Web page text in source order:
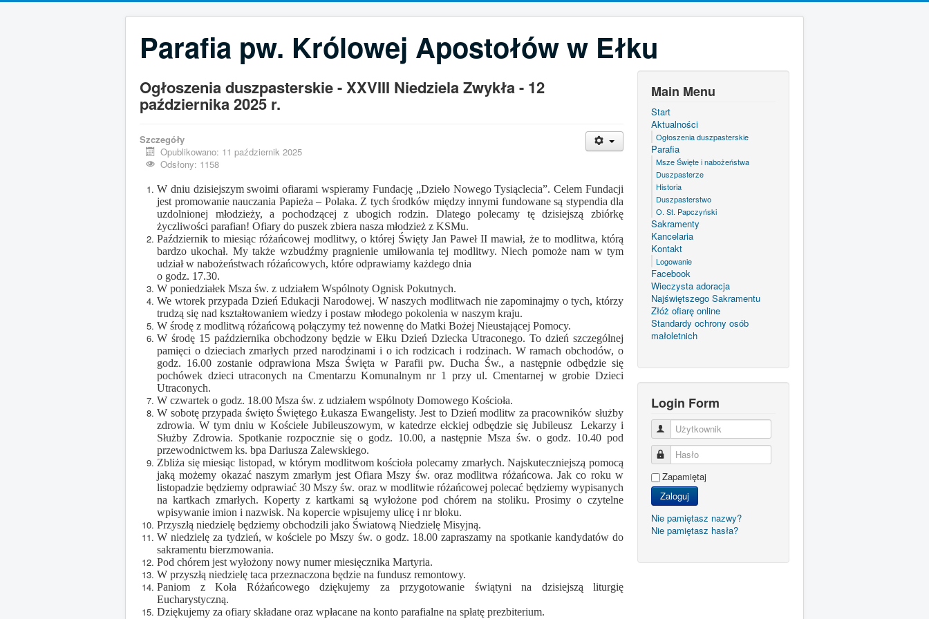
Parafia pw. Królowej Apostołów w Ełku
Ogłoszenia duszpasterskie - XXVIII Niedziela Zwykła - 12
października 2025 r.
Szczegóły
Opublikowano: 11 październik 2025
Odsłony: 1158
W dniu dzisiejszym swoimi ofiarami wspieramy Fundację „Dzieło Nowego Tysiąclecia”. Celem Fundacji
jest promowanie nauczania Papieża – Polaka. Z tych środków między innymi fundowane są stypendia dla
uzdolnionej młodzieży, a pochodzącej z ubogich rodzin. Dlatego polecamy tę dzisiejszą zbiórkę
życzliwości parafian! Ofiary do puszek zbiera nasza młodzież z KSMu.
Październik to miesiąc różańcowej modlitwy, o której Święty Jan Paweł II mawiał, że to modlitwa, którą
bardzo ukochał. My także wzbudźmy pragnienie umiłowania tej modlitwy. Niech pomoże nam w tym
udział w nabożeństwach różańcowych, które odprawiamy każdego dnia
o godz. 17.30.
W poniedziałek Msza św. z udziałem Wspólnoty Ognisk Pokutnych.
We wtorek przypada Dzień Edukacji Narodowej. W naszych modlitwach nie zapominajmy o tych, którzy
trudzą się nad kształtowaniem wiedzy i postaw młodego pokolenia w naszym kraju.
W środę z modlitwą różańcową połączymy też nowennę do Matki Bożej Nieustającej Pomocy.
W środę 15 października obchodzony będzie w Ełku Dzień Dziecka Utraconego. To dzień szczególnej
pamięci o dzieciach zmarłych przed narodzinami i o ich rodzicach i rodzinach. W ramach obchodów, o
godz. 16.00 zostanie odprawiona Msza Święta w Parafii pw. Ducha Św., a następnie odbędzie się
pochówek dzieci utraconych na Cmentarzu Komunalnym nr 1 przy ul. Cmentarnej w grobie Dzieci
Utraconych.
W czwartek o godz. 18.00 Msza św. z udziałem wspólnoty Domowego Kościoła.
W sobotę przypada święto Świętego Łukasza Ewangelisty. Jest to Dzień modlitw za pracowników służby
zdrowia. W tym dniu w Kościele Jubileuszowym, w katedrze ełckiej odbędzie się Jubileusz Lekarzy i
Służby Zdrowia. Spotkanie rozpocznie się o godz. 10.00, a następnie Msza św. o godz. 10.40 pod
przewodnictwem ks. bpa Dariusza Zalewskiego.
Zbliża się miesiąc listopad, w którym modlitwom kościoła polecamy zmarłych. Najskuteczniejszą pomocą
jaką możemy okazać naszym zmarłym jest Ofiara Mszy św. oraz modlitwa różańcowa. Jak co roku w
listopadzie będziemy odprawiać 30 Mszy św. oraz w modlitwie różańcowej polecać będziemy wypisanych
na kartkach zmarłych. Koperty z kartkami są wyłożone pod chórem na stoliku. Prosimy o czytelne
wpisywanie imion i nazwisk. Na kopercie wpisujemy ulicę i nr bloku.
Przyszłą niedzielę będziemy obchodzili jako Światową Niedzielę Misyjną.
W niedzielę za tydzień, w kościele po Mszy św. o godz. 18.00 zapraszamy na spotkanie kandydatów do
sakramentu bierzmowania.
Pod chórem jest wyłożony nowy numer miesięcznika Martyria.
W przyszłą niedzielę taca przeznaczona będzie na fundusz remontowy.
Paniom z Koła Różańcowego dziękujemy za przygotowanie świątyni na dzisiejszą liturgię
Eucharystyczną.
Dziękujemy za ofiary składane oraz wpłacane na konto parafialne na spłatę prezbiterium.
Main Menu
Start
Aktualności
Ogłoszenia duszpasterskie
Parafia
Msze Święte i nabożeństwa
Duszpasterze
Historia
Duszpasterstwo
O. St. Papczyński
Sakramenty
Kancelaria
Kontakt
Logowanie
Facebook
Wieczysta adoracja
Najświętszego Sakramentu
Złóż ofiarę online
Standardy ochrony osób
małoletnich
Login Form
Użytkownik
Hasło
Zapamiętaj
Zaloguj
Nie pamiętasz nazwy?
Nie pamiętasz hasła?